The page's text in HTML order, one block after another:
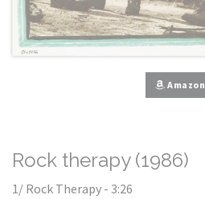
Amazon
Rock therapy (1986)
1/ Rock Therapy - 3:26